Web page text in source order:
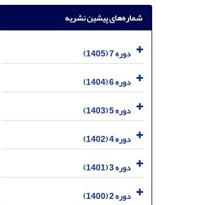
شماره‌های پیشین نشریه
دوره 7 (1405)
دوره 6 (1404)
دوره 5 (1403)
دوره 4 (1402)
دوره 3 (1401)
دوره 2 (1400)